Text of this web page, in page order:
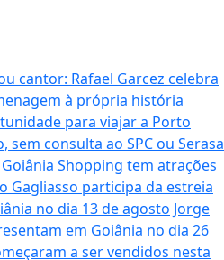
cantor: Rafael Garcez celebra
à própria história
para viajar a Porto
consulta ao SPC ou Serasa
Shopping tem atrações
Gagliasso participa da estreia
no dia 13 de agosto Jorge
em Goiânia no dia 26
a ser vendidos nesta